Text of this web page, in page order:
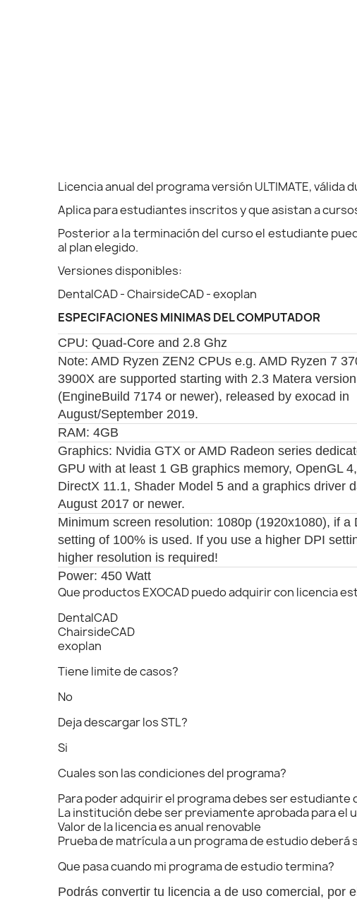
Licencia anual del programa versión ULTIMATE,
Aplica para estudiantes inscritos y que asistan a
Posterior a la terminación del curso el estudiante
al plan elegido.
Versiones disponibles:
DentalCAD - ChairsideCAD - exoplan
ESPECIFACIONES MINIMAS DEL COMPUTADOR
CPU: Quad-Core and 2.8 Ghz
Note: AMD Ryzen ZEN2 CPUs e.g. AMD Ryzen 7
3900X are supported starting with 2.3 Matera version
(EngineBuild 7174 or newer), released by exocad in
August/September 2019.
RAM: 4GB
Graphics: Nvidia GTX or AMD Radeon series
GPU with at least 1 GB graphics memory, OpenGL 4,
DirectX 11.1, Shader Model 5 and a graphics driver
August 2017 or newer.
Minimum screen resolution: 1080p (1920x1080), if a
setting of 100% is used. If you use a higher DPI
higher resolution is required!
Power: 450 Watt
Que productos EXOCAD puedo adquirir con licencia
DentalCAD
ChairsideCAD
exoplan
Tiene limite de casos?
No
Deja descargar los STL?
Si
Cuales son las condiciones del programa?
Para poder adquirir el programa debes ser
La institución debe ser previamente aprobada para el
Valor de la licencia es anual renovable
Prueba de matrícula a un programa de estudio deberá
Que pasa cuando mi programa de estudio termina?
Podrás convertir tu licencia a de uso comercial, por